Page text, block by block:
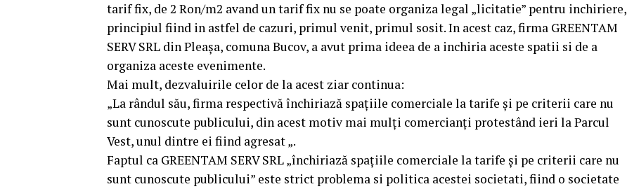
tarif fix, de 2 Ron/m2 avand un tarif fix nu se poate organiza legal „licitatie” pentru inchiriere,
principiul fiind in astfel de cazuri, primul venit, primul sosit. In acest caz, firma GREENTAM
SERV SRL din Pleașa, comuna Bucov, a avut prima ideea de a inchiria aceste spatii si de a
organiza aceste evenimente.
Mai mult, dezvaluirile celor de la acest ziar continua:
„La rândul său, firma respectivă închiriază spațiile comerciale la tarife și pe criterii care nu
sunt cunoscute publicului, din acest motiv mai mulți comercianți protestând ieri la Parcul
Vest, unul dintre ei fiind agresat „.
Faptul ca GREENTAM SERV SRL „închiriază spațiile comerciale la tarife și pe criterii care nu
sunt cunoscute publicului” este strict problema si politica acestei societati, fiind o societate